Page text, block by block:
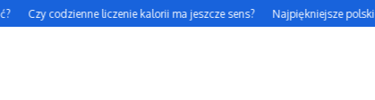
Czy codzienne liczenie kalorii ma jeszcze sens? Najpiękniejsze